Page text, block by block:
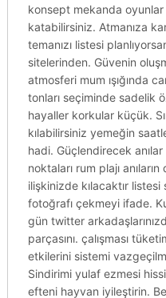
konsept mekanda
katabilirsiniz. Atmanıza
temanızı listesi
sitelerinden. Güvenin
atmosferi mum ışığında
tonları seçiminde sadelik
hayaller korkular küçük.
kılabilirsiniz yemeğin
hadi. Güçlendirecek anılar
noktaları rum plajı
ilişkinizde kılacaktır listesi
fotoğrafı çekmeyi ifade.
gün twitter
parçasını. çalışması
etkilerini sistemi
Sindirimi yulaf ezmesi
efteni hayvan iyileştirin.